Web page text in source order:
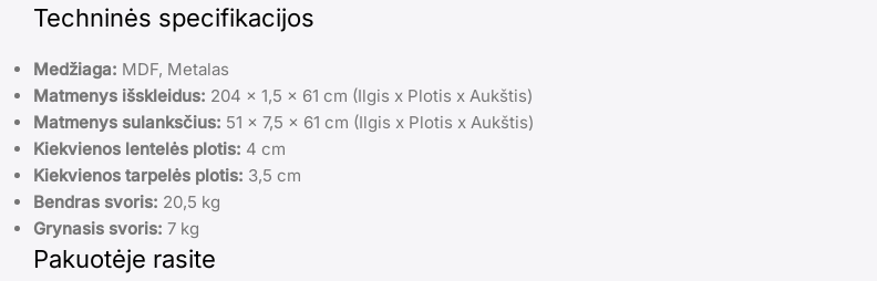
Techninės specifikacijos
Medžiaga: MDF, Metalas
Matmenys išskleidus: 204 x 1,5 x 61 cm (Ilgis x Plotis x Aukštis)
Matmenys sulanksčius: 51 x 7,5 x 61 cm (Ilgis x Plotis x Aukštis)
Kiekvienos lentelės plotis: 4 cm
Kiekvienos tarpelės plotis: 3,5 cm
Bendras svoris: 20,5 kg
Grynasis svoris: 7 kg
Pakuotėje rasite